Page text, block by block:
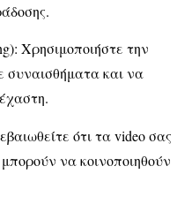
Χρησιμοποιήστε την
συναισθήματα και να
ότι τα video σας
να κοινοποιηθούν